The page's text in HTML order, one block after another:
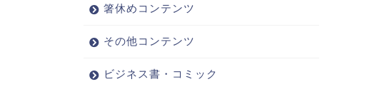
箸休めコンテンツ
その他コンテンツ
ビジネス書・コミック